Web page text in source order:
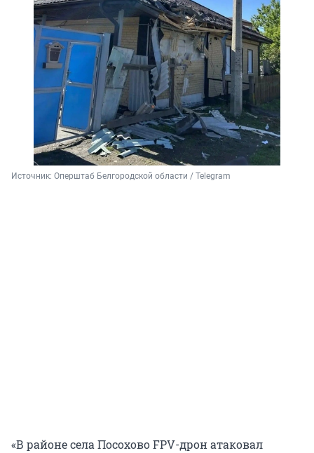
Источник: Оперштаб Белгородской области / Telegram
«В районе села Посохово FPV-дрон атаковал